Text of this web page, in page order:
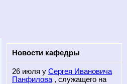
Новости кафедры
26 июля у Сергея Ивановича
Панфилова , служащего на